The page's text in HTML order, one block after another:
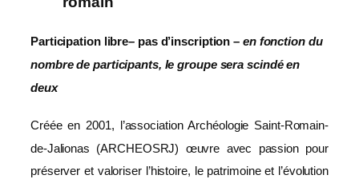
Participation libre– pas d’inscription – en fonction du
nombre de participants, le groupe sera scindé en
deux
Créée en 2001, l’association Archéologie Saint-Romain-
de-Jalionas (ARCHEOSRJ) œuvre avec passion pour
préserver et valoriser l’histoire, le patrimoine et l’évolution